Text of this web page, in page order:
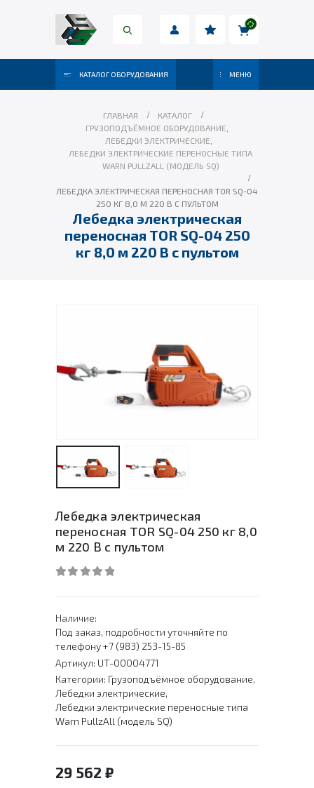
КАТАЛОГ ОБОРУДОВАНИЯ МЕНЮ
ГЛАВНАЯ
КАТАЛОГ
ГРУЗОПОДЪЁМНОЕ ОБОРУДОВАНИЕ
ЛЕБЕДКИ ЭЛЕКТРИЧЕСКИЕ
ЛЕБЕДКИ ЭЛЕКТРИЧЕСКИЕ ПЕРЕНОСНЫЕ ТИПА
WARN PULLZALL (МОДЕЛЬ SQ)
ЛЕБЕДКА ЭЛЕКТРИЧЕСКАЯ ПЕРЕНОСНАЯ TOR SQ-04
250 КГ 8,0 М 220 В С ПУЛЬТОМ
Лебедка электрическая
переносная TOR SQ-04 250
кг 8,0 м 220 В с пультом
Лебедка электрическая
переносная TOR SQ-04 250 кг 8,0
м 220 В с пультом
Наличие:
Под заказ, подробности уточняйте по
телефону +7 (983) 253-15-85
Артикул: UT-00004771
Категории: Грузоподъёмное оборудование,
Лебедки электрические,
Лебедки электрические переносные типа
Warn PullzAll (модель SQ)
29 562 ₽